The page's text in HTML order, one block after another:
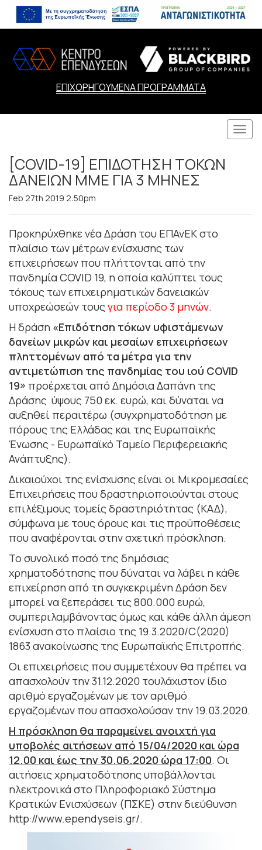
ΕΠΙΧΟΡΗΓΟΥΜΕΝΑ ΠΡΟΓΡΑΜΜΑΤΑ
[COVID-19] ΕΠΙΔΟΤΗΣΗ ΤΟΚΩΝ
ΔΑΝΕΙΩΝ ΜΜΕ ΓΙΑ 3 ΜΗΝΕΣ
Feb 27th 2019 2:50pm
Προκηρύχθηκε νέα Δράση του ΕΠΑνΕΚ στο
πλαίσιο των μέτρων ενίσχυσης των
επιχειρήσεων που πλήττονται από την
πανδημία COVID 19, η οποία καλύπτει τους
τόκους των επιχειρηματικών δανειακών
υποχρεώσεών τουςγια περίοδο 3 μηνών.
Η δράση «Επιδότηση τόκων υφιστάμενων
δανείων μικρών και μεσαίων επιχειρήσεων
πληττομένων από τα μέτρα για την
αντιμετώπιση της πανδημίας του ιού COVID
19» προέρχεται από Δημόσια Δαπάνη της
Δράσης ύψους 750 εκ. ευρώ, και δύναται να
αυξηθεί περαιτέρω (συγχρηματοδότηση με
πόρους της Ελλάδας και της Ευρωπαϊκής
Ένωσης - Ευρωπαϊκό Ταμείο Περιφερειακής
Ανάπτυξης).
Δικαιούχοι της ενίσχυσης είναι οι Μικρομεσαίες
Επιχειρήσεις που δραστηριοποιούνται στους
επιλέξιμους τομείς δραστηριότητας (ΚΑΔ),
σύμφωνα με τους όρους και τις προϋποθέσεις
που αναφέρονται στην σχετική πρόσκληση.
Το συνολικό ποσό της δημόσιας
χρηματοδότησης που δύναται να λάβει η κάθε
επιχείρηση από τη συγκεκριμένη Δράση δεν
μπορεί να ξεπεράσει τις 800.000 ευρώ,
συμπεριλαμβάνοντας όμως και κάθε άλλη άμεση
ενίσχυση στο πλαίσιο της 19.3.2020/C(2020)
1863 ανακοίνωσης της Ευρωπαϊκής Επιτροπής.
Οι επιχειρήσεις που συμμετέχουν θα πρέπει να
απασχολούν την 31.12.2020 τουλάχιστον ίδιο
αριθμό εργαζομένων με τον αριθμό
εργαζομένων που απασχολούσαν την 19.03.2020.
Η πρόσκληση θα παραμείνει ανοιχτή για
υποβολές αιτήσεων από 15/04/2020 και ώρα
12.00 και έως την 30.06.2020 ώρα 17:00. Οι
αιτήσεις χρηματοδότησης υποβάλλονται
ηλεκτρονικά στο Πληροφοριακό Σύστημα
Κρατικών Ενισχύσεων (ΠΣΚΕ) στην διεύθυνση
http://www.ependyseis.gr/.